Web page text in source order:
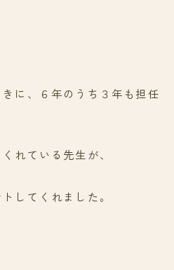
に、６年のうち３年も担任
れている先生が、
してくれました。